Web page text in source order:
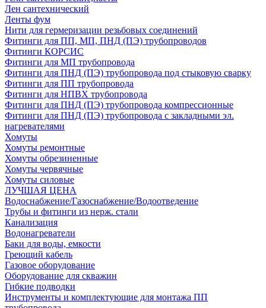
Лен сантехнический
Ленты фум
Нити для гермеризации резьбовых соединений
Фитинги для ПП, МП, ПНД (ПЭ) трубопроводов
Фитинги КОРСИС
Фитинги для МП трубопровода
Фитинги для ПНД (ПЭ) трубопровода под стыковую сварку
Фитинги для ПП трубопровода
Фитинги для НПВХ трубопровода
Фитинги для ПНД (ПЭ) трубопровода компрессионные
Фитинги для ПНД (ПЭ) трубопровода с закладными эл.
нагревателями
Хомуты
Хомуты ремонтные
Хомуты обрезиненные
Хомуты червячные
Хомуты силовые
ЛУЧШАЯ ЦЕНА
Водоснабжение/Газоснабжение/Водоотведение
Трубы и фитинги из нерж. стали
Канализация
Водонагреватели
Баки для воды, емкости
Греющий кабель
Газовое оборудование
Оборудование для скважин
Гибкие подводки
Инструменты и комплектующие для монтажа ПП